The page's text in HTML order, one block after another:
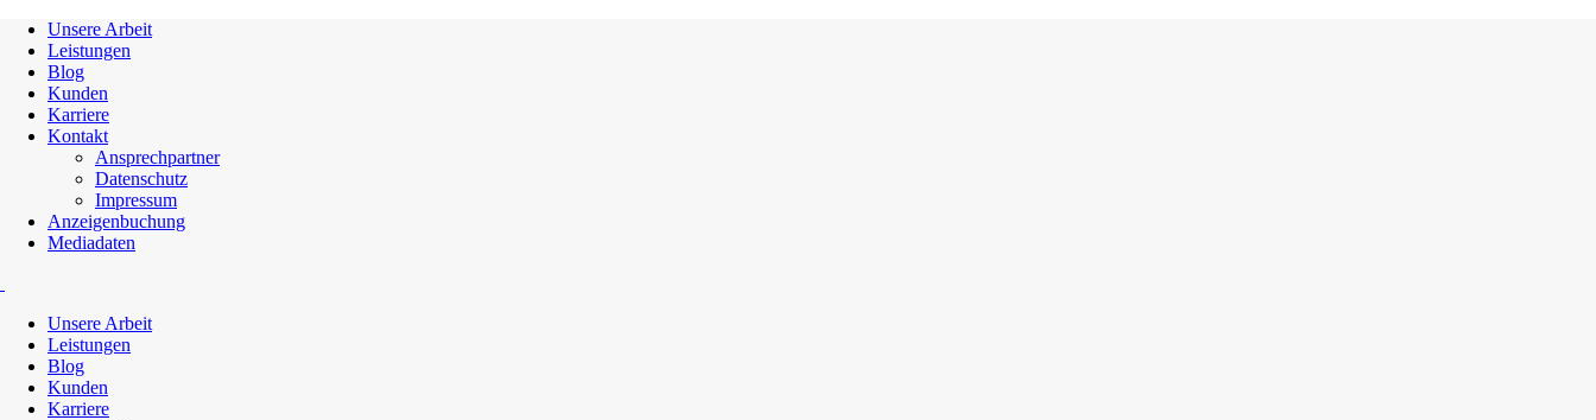
Unsere Arbeit
Leistungen
Blog
Kunden
Karriere
Kontakt
Ansprechpartner
Datenschutz
Impressum
Anzeigenbuchung
Mediadaten
Unsere Arbeit
Leistungen
Blog
Kunden
Karriere